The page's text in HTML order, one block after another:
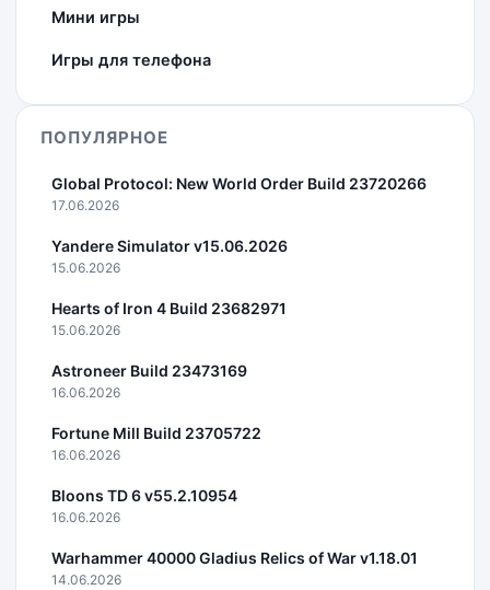
Мини игры
Игры для телефона
ПОПУЛЯРНОЕ
Global Protocol: New World Order Build 23720266
17.06.2026
Yandere Simulator v15.06.2026
15.06.2026
Hearts of Iron 4 Build 23682971
15.06.2026
Astroneer Build 23473169
16.06.2026
Fortune Mill Build 23705722
16.06.2026
Bloons TD 6 v55.2.10954
16.06.2026
Warhammer 40000 Gladius Relics of War v1.18.01
14.06.2026